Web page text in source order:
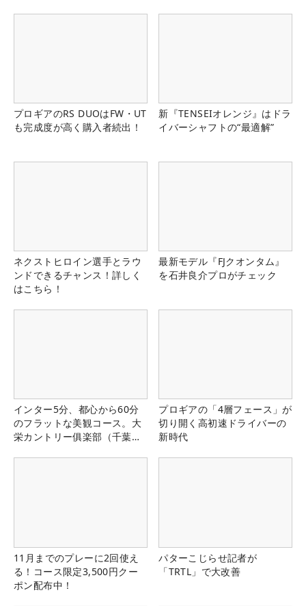
プロギアのRS DUOはFW・UT
も完成度が高く購入者続出！
新『TENSEIオレンジ』はドラ
イバーシャフトの“最適解”
ネクストヒロイン選手とラウ
ンドできるチャンス！詳しく
はこちら！
最新モデル『FJクオンタム』
を石井良介プロがチェック
インター5分、都心から60分
のフラットな美観コース。大
栄カントリー俱楽部（千葉
プロギアの「4層フェース」が
切り開く高初速ドライバーの
新時代
11月までのプレーに2回使え
る！コース限定3,500円クー
ポン配布中！
パターこじらせ記者が
「TRTL」で大改善